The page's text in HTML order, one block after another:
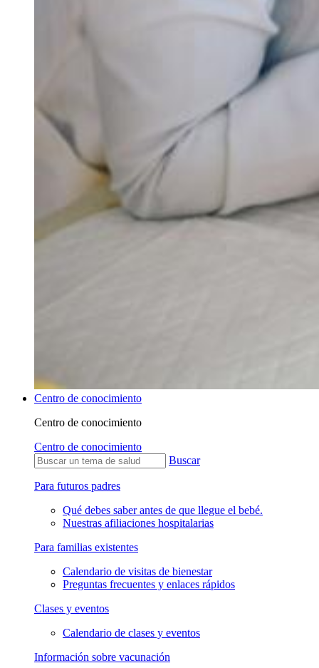
Centro de conocimiento
Centro de conocimiento
Centro de conocimiento
Buscar
Para futuros padres
Qué debes saber antes de que llegue el bebé.
Nuestras afiliaciones hospitalarias
Para familias existentes
Calendario de visitas de bienestar
Preguntas frecuentes y enlaces rápidos
Clases y eventos
Calendario de clases y eventos
Información sobre vacunación